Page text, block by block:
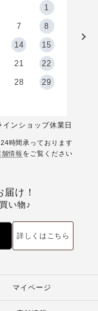
1
7 8
14 15
21 22
28 29
インショップ休業日
時間承っております
舗情報 をご覧ください
け！
い物♪
詳しくはこちら
マイページ